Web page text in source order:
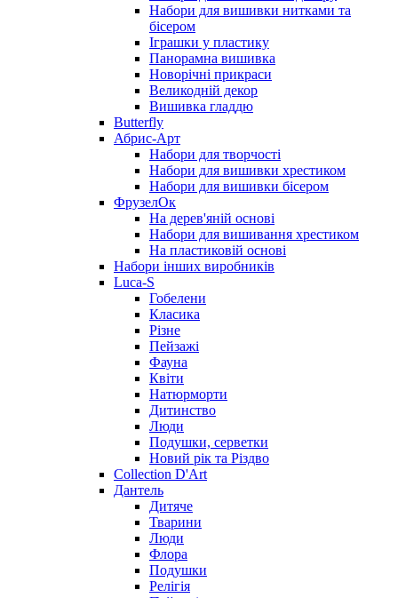
Набори для вишивки нитками та
бісером
Іграшки у пластику
Панорамна вишивка
Новорічні прикраси
Великодній декор
Вишивка гладдю
Butterfly
Абрис-Арт
Набори для творчості
Набори для вишивки хрестиком
Набори для вишивки бісером
ФрузелОк
На дерев'яній основі
Набори для вишивання хрестиком
На пластиковій основі
Набори інших виробників
Luca-S
Гобелени
Класика
Різне
Пейзажі
Фауна
Квіти
Натюрморти
Дитинство
Люди
Подушки, серветки
Новий рік та Різдво
Collection D'Art
Дантель
Дитяче
Тварини
Люди
Флора
Подушки
Релігія